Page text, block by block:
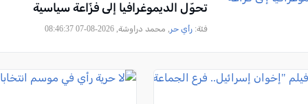
تحوّل الديموغرافيا إلى فزّاعة سياسية
فئة: رأي حر , محمد دراوشة, 2026-08-07 08:46:37